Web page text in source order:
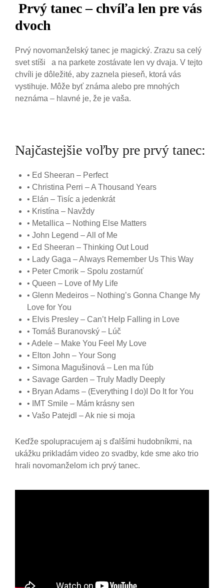
Prvý tanec – chvíľa len pre vás
dvoch
Prvý novomanželský tanec je magický. Zrazu sa celý
svet stíši a na parkete zostávate len vy dvaja. V tejto
chvíli je dôležité, aby zaznela pieseň, ktorá vás
vystihuje. Môže byť známa alebo pre mnohých
neznáma – hlavné je, že je vaša.
Najčastejšie voľby pre prvý tanec:
• Ed Sheeran – Perfect
• Christina Perri – A Thousand Years
• Elán – Tisíc a jedenkrát
• Kristína – Navždy
• Metallica – Nothing Else Matters
• John Legend – All of Me
• Ed Sheeran – Thinking Out Loud
• Lady Gaga – Always Remember Us This Way
• Peter Cmorik – Spolu zostarnúť
• Queen – Love of My Life
• Glenn Medeiros – Nothing’s Gonna Change My
Love for You
• Elvis Presley – Can’t Help Falling in Love
• Tomáš Buranovský – Lúč
• Adele – Make You Feel My Love
• Elton John – Your Song
• Simona Magušinová – Len ma ľúb
• Savage Garden – Truly Madly Deeply
• Bryan Adams – (Everything I do)I Do It for You
• IMT Smile – Mám krásny sen
• Vašo Patejdl – Ak nie si moja
Keďže spolupracujem aj s ďalšími hudobníkmi, na
ukážku prikladám video zo svadby, kde sme ako trio
hrali novomanželom ich prvý tanec.